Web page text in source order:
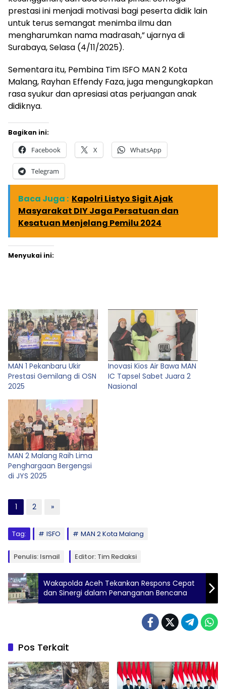
prestasi ini menjadi motivasi bagi peserta didik lain
untuk terus semangat menimba ilmu dan
mengharumkan nama madrasah,” ujarnya di
Surabaya, Selasa (4/11/2025).
Sementara itu, Pembina Tim ISFO MAN 2 Kota
Malang, Rayhan Effendy Faza, juga mengungkapkan
rasa syukur dan apresiasi atas perjuangan anak
didiknya.
Bagikan ini:
Facebook X WhatsApp
Telegram
Baca Juga : Kapolri Listyo Sigit Ajak
Masyarakat DIY Jaga Persatuan dan
Kesatuan Menjelang Pemilu 2024
Menyukai ini:
MAN 1 Pekanbaru Ukir
Prestasi Gemilang di OSN
2025
Inovasi Kios Air Bawa MAN
IC Tapsel Sabet Juara 2
Nasional
MAN 2 Malang Raih Lima
Penghargaan Bergengsi
di JYS 2025
1 2 »
Tag: ISFO MAN 2 Kota Malang
Penulis: Ismail Editor: Tim Redaksi
Wakapolda Aceh Tekankan Respons Cepat
dan Sinergi dalam Penanganan Bencana
Pos Terkait